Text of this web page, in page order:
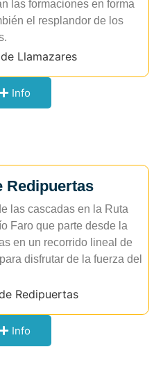
las formaciones en forma
el resplandor de los
Info
Redipuertas
las cascadas en la Ruta
Faro que parte desde la
en un recorrido lineal de
disfrutar de la fuerza del
Info